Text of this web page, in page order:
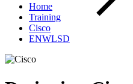
Home
Training
Cisco
ENWLSD